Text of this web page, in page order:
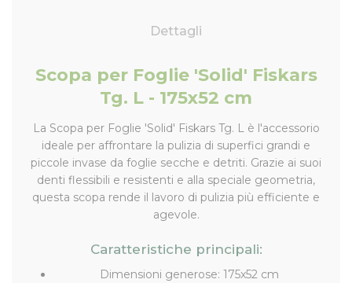
Dettagli
Scopa per Foglie 'Solid' Fiskars
Tg. L - 175x52 cm
La Scopa per Foglie 'Solid' Fiskars Tg. L è l'accessorio
ideale per affrontare la pulizia di superfici grandi e
piccole invase da foglie secche e detriti. Grazie ai suoi
denti flessibili e resistenti e alla speciale geometria,
questa scopa rende il lavoro di pulizia più efficiente e
agevole.
Caratteristiche principali:
Dimensioni generose: 175x52 cm